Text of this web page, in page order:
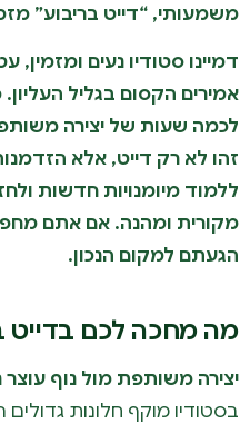
משמעותי, “דייט בריבוע”
דמיינו סטודיו נעים
אמירים הקסום בגליל
לכמה שעות של יצירה
זהו לא רק דייט, אלא
ללמוד מיומנויות חדשות
מקורית ומהנה. אם אתם
הגעתם למקום הנכון.
מה מחכה לכם בדייט
יצירה משותפת מול נוף
בסטודיו מוקף חלונות